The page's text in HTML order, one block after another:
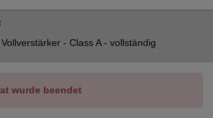
- Class A - vollständig
wurde beendet